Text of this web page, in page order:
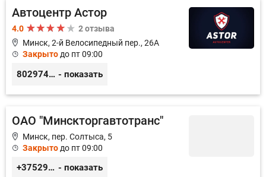
Автоцентр Астор
4.0
2 отзыва
Минск, 2-й Велосипедный пер., 26А
Закрытодо пт 09:00
80297417788 - показать
ОАО "Минскторгавтотранс"
Минск, пер. Солтыса, 5
Закрыто до пт 09:00
+375293882525 - показать